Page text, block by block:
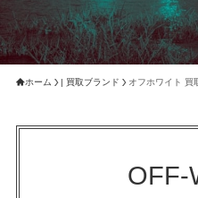
ホーム | 買取ブランド オフホワイト 買
OFF-